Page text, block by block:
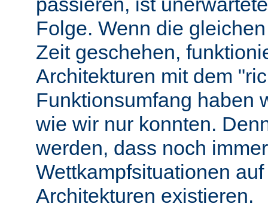
Folge. Wenn die
Zeit geschehen,
Architekturen mit dem
Funktionsumfang haben
wie wir nur konnten.
werden, dass noch immer
Wettkampfsituationen
Architekturen existieren.